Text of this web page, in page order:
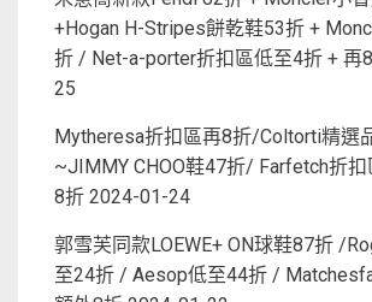
+Hogan H-Stripes餅乾鞋53折 +
折 / Net-a-porter折扣區低至4折 + 再
25
Mytheresa折扣區再8折/Coltorti精選
~JIMMY CHOO鞋47折/ Farfetch折
8折 2024-01-24
郭雪芙同款LOEWE+ ON球鞋87折 /
至24折 / Aesop低至44折 /